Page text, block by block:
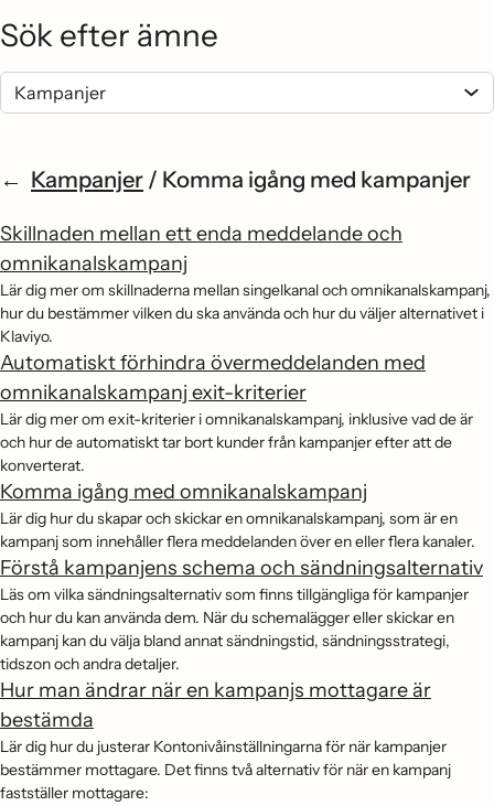
Sök efter ämne
Kampanjer / Komma igång med kampanjer
Skillnaden mellan ett enda meddelande och
omnikanalskampanj
Lär dig mer om skillnaderna mellan singelkanal och omnikanalskampanj,
hur du bestämmer vilken du ska använda och hur du väljer alternativet i
Klaviyo.
Automatiskt förhindra övermeddelanden med
omnikanalskampanj exit-kriterier
Lär dig mer om exit-kriterier i omnikanalskampanj, inklusive vad de är
och hur de automatiskt tar bort kunder från kampanjer efter att de
konverterat.
Komma igång med omnikanalskampanj
Lär dig hur du skapar och skickar en omnikanalskampanj, som är en
kampanj som innehåller flera meddelanden över en eller flera kanaler.
Förstå kampanjens schema och sändningsalternativ
Läs om vilka sändningsalternativ som finns tillgängliga för kampanjer
och hur du kan använda dem. När du schemalägger eller skickar en
kampanj kan du välja bland annat sändningstid, sändningsstrategi,
tidszon och andra detaljer.
Hur man ändrar när en kampanjs mottagare är
bestämda
Lär dig hur du justerar Kontonivåinställningarna för när kampanjer
bestämmer mottagare. Det finns två alternativ för när en kampanj
fastställer mottagare: